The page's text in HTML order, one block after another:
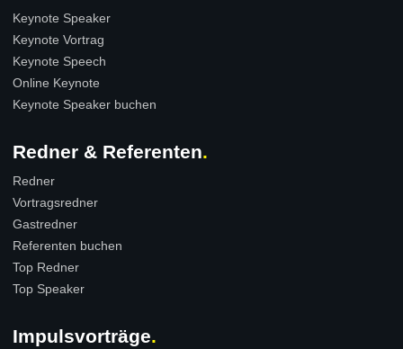
Keynote Speaker
Keynote Vortrag
Keynote Speech
Online Keynote
Keynote Speaker buchen
Redner & Referenten
Redner
Vortragsredner
Gastredner
Referenten buchen
Top Redner
Top Speaker
Impulsvorträge